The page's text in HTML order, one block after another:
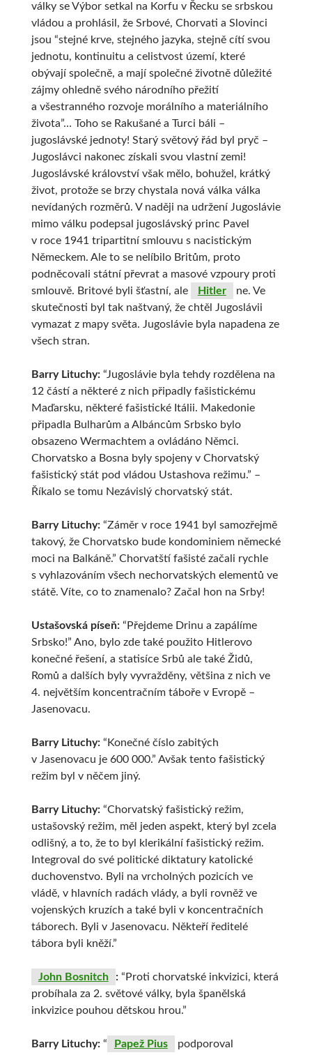
války se Výbor setkal na Korfu v Řecku se srbskou
vládou a prohlásil, že Srbové, Chorvati a Slovinci
jsou “stejné krve, stejného jazyka, stejně cítí svou
jednotu, kontinuitu a celistvost území, které
obývají společně, a mají společné životně důležité
zájmy ohledně svého národního přežití
a všestranného rozvoje morálního a materiálního
života”… Toho se Rakušané a Turci báli –
jugoslávské jednoty! Starý světový řád byl pryč –
Jugoslávci nakonec získali svou vlastní zemi!
Jugoslávské království však mělo, bohužel, krátký
život, protože se brzy chystala nová válka válka
nevídaných rozměrů. V naději na udržení Jugoslávie
mimo válku podepsal jugoslávský princ Pavel
v roce 1941 tripartitní smlouvu s nacistickým
Německem. Ale to se nelíbilo Britům, proto
podněcovali státní převrat a masové vzpoury proti
smlouvě. Britové byli šťastní, ale
Hitler
ne. Ve
skutečnosti byl tak naštvaný, že chtěl Jugoslávii
vymazat z mapy světa. Jugoslávie byla napadena ze
všech stran.
Barry Lituchy:“Jugoslávie byla tehdy rozdělena na
12 částí a některé z nich připadly fašistickému
Maďarsku, některé fašistické Itálii. Makedonie
připadla Bulharům a Albáncům Srbsko bylo
obsazeno Wermachtem a ovládáno Němci.
Chorvatsko a Bosna byly spojeny v Chorvatský
fašistický stát pod vládou Ustashova režimu.” –
Říkalo se tomu Nezávislý chorvatský stát.
Barry Lituchy:“Záměr v roce 1941 byl samozřejmě
takový, že Chorvatsko bude kondominiem německé
moci na Balkáně.” Chorvatští fašisté začali rychle
s vyhlazováním všech nechorvatských elementů ve
státě. Víte, co to znamenalo? Začal hon na Srby!
Ustašovská píseň:“Přejdeme Drinu a zapálíme
Srbsko!” Ano, bylo zde také použito Hitlerovo
konečné řešení, a statisíce Srbů ale také Židů,
Romů a dalších byly vyvražděny, většina z nich ve
4. největším koncentračním táboře v Evropě –
Jasenovacu.
Barry Lituchy:“Konečné číslo zabitých
v Jasenovacu je 600 000.” Avšak tento fašistický
režim byl v něčem jiný.
Barry Lituchy:“Chorvatský fašistický režim,
ustašovský režim, měl jeden aspekt, který byl zcela
odlišný, a to, že to byl klerikální fašistický režim.
Integroval do své politické diktatury katolické
duchovenstvo. Byli na vrcholných pozicích ve
vládě, v hlavních radách vlády, a byli rovněž ve
vojenských kruzích a také byli v koncentračních
táborech. Byli v Jasenovacu. Někteří ředitelé
tábora byli kněží.”
John Bosnitch :“Proti chorvatské inkvizici, která
probíhala za 2. světové války, byla španělská
inkvizice pouhou dětskou hrou.”
Barry Lituchy:“ Papež Pius podporoval